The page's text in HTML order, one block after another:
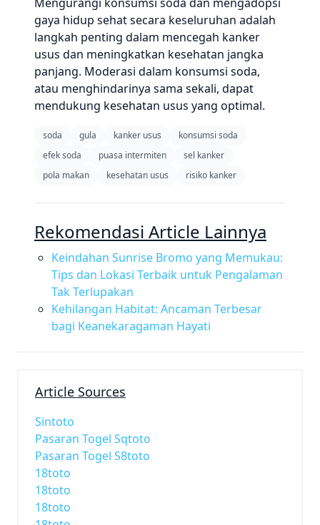
gaya hidup sehat secara keseluruhan adalah
langkah penting dalam mencegah kanker
usus dan meningkatkan kesehatan jangka
panjang. Moderasi dalam konsumsi soda,
atau menghindarinya sama sekali, dapat
mendukung kesehatan usus yang optimal.
soda gula kanker usus
konsumsi soda
efek soda
puasa intermiten
sel kanker
pola makan
kesehatan usus risiko kanker
Rekomendasi Article Lainnya
Keindahan Sunrise Bromo yang Memukau:
Tips dan Lokasi Terbaik untuk Pengalaman
Tak Terlupakan
Kehilangan Habitat: Ancaman Terbesar
bagi Keanekaragaman Hayati
Article Sources
Sintoto
Pasaran Togel Sqtoto
Pasaran Togel S8toto
18toto
18toto
18toto